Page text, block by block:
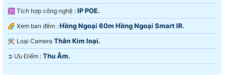
🕉️ Tích hợp công nghệ : IP POE.
🌈 Xem ban đêm : Hồng Ngoại 60m Hồng Ngoại Smart IR.
⚒ Loại Camera Thân Kim loại.
️➲ Ưu Điểm : Thu Âm.